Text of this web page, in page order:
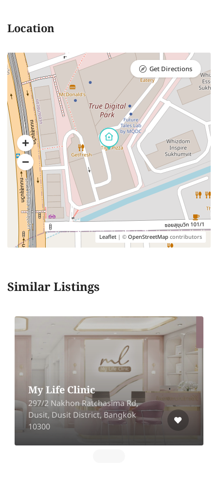
Location
Leaflet | ©OpenStreetMapcontributors
Get Directions
Similar Listings
My Life Clinic
297/2 Nakhon Ratchasima Rd,
Dusit, Dusit District, Bangkok
10300